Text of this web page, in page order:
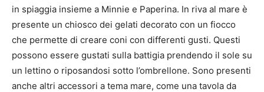
in spiaggia insieme a Minnie e Paperina. In riva al mare è
presente un chiosco dei gelati decorato con un fiocco
che permette di creare coni con differenti gusti. Questi
possono essere gustati sulla battigia prendendo il sole su
un lettino o riposandosi sotto l’ombrellone. Sono presenti
anche altri accessori a tema mare, come una tavola da